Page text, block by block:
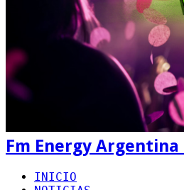
Fm Energy Argentina
INICIO